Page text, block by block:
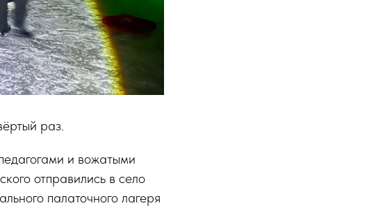
раз.
и вожатыми
отправились в село
палаточного лагеря